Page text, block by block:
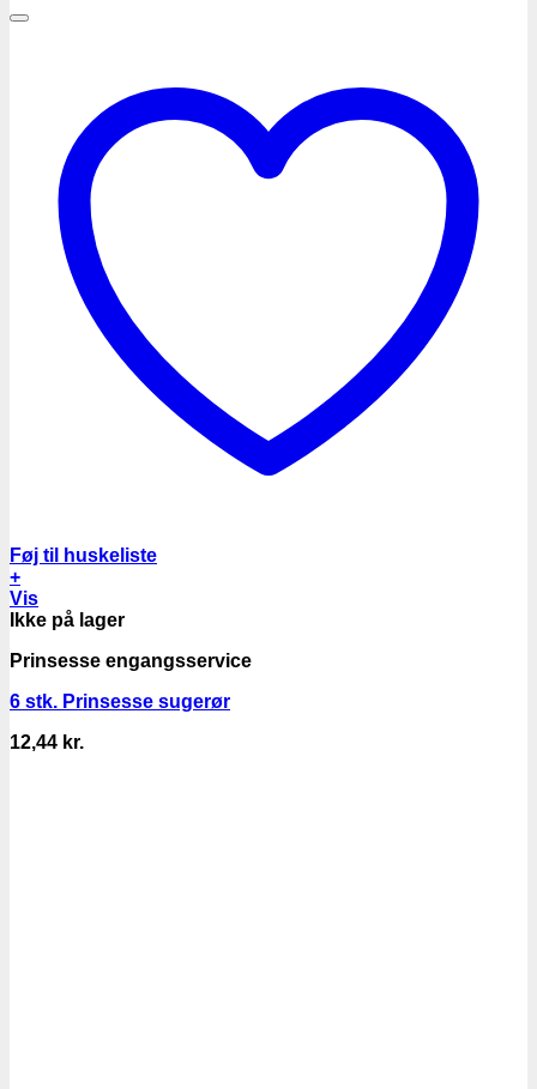
Føj til huskeliste
+
Vis
Ikke på lager
Prinsesse engangsservice
6 stk. Prinsesse sugerør
12,44 kr.